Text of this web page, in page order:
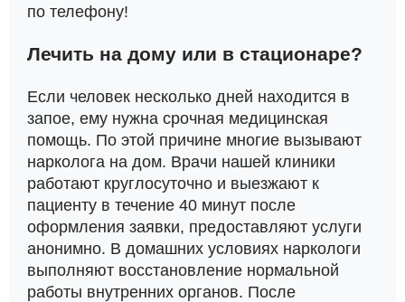
по телефону!
Лечить на дому или в стационаре?
Если человек несколько дней находится в
запое, ему нужна срочная медицинская
помощь. По этой причине многие вызывают
нарколога на дом. Врачи нашей клиники
работают круглосуточно и выезжают к
пациенту в течение 40 минут после
оформления заявки, предоставляют услуги
анонимно. В домашних условиях наркологи
выполняют восстановление нормальной
работы внутренних органов. После